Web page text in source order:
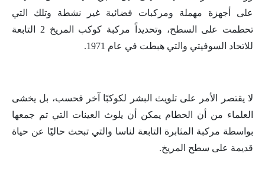
على أجهزة مهملة ومركبات فضائية غير نشطة وتلك التي
تحطمت على السطح، وتحديداً مركبة كوكب المريخ 2 التابعة
للاتحاد السوفيتي والتي هبطت في عام 1971.
لا يقتصر الأمر على تلويث البشر لكوكبًا آخر فحسب، بل يخشى
العلماء من أن الحطام يمكن أن يلوث العينات التي تم جمعها
بواسطة مركبة المثابرة التابعة لناسا والتي تبحث حاليًا عن حياة
قديمة على سطح المريخ.